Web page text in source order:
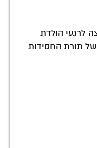
לרגעי הולדת
תורת החסידות